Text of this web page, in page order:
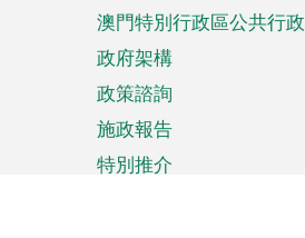
澳門特別行政區公共行政
政府架構
政策諮詢
施政報告
特別推介